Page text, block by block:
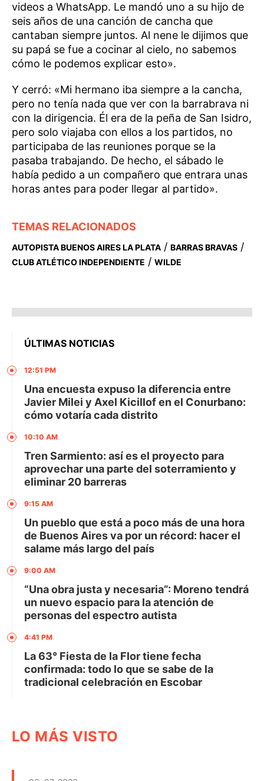
videos a WhatsApp. Le mandó uno a su hijo de
seis años de una canción de cancha que
cantaban siempre juntos. Al nene le dijimos que
su papá se fue a cocinar al cielo, no sabemos
cómo le podemos explicar esto».
Y cerró: «Mi hermano iba siempre a la cancha,
pero no tenía nada que ver con la barrabrava ni
con la dirigencia. Él era de la peña de San Isidro,
pero solo viajaba con ellos a los partidos, no
participaba de las reuniones porque se la
pasaba trabajando. De hecho, el sábado le
había pedido a un compañero que entrara unas
horas antes para poder llegar al partido».
TEMAS RELACIONADOS
AUTOPISTA BUENOS AIRES LA PLATA / BARRAS BRAVAS /
CLUB ATLÉTICO INDEPENDIENTE / WILDE
ÚLTIMAS NOTICIAS
12:51 PM
Una encuesta expuso la diferencia entre
Javier Milei y Axel Kicillof en el Conurbano:
cómo votaría cada distrito
10:10 AM
Tren Sarmiento: así es el proyecto para
aprovechar una parte del soterramiento y
eliminar 20 barreras
9:15 AM
Un pueblo que está a poco más de una hora
de Buenos Aires va por un récord: hacer el
salame más largo del país
9:00 AM
“Una obra justa y necesaria”: Moreno tendrá
un nuevo espacio para la atención de
personas del espectro autista
4:41 PM
La 63° Fiesta de la Flor tiene fecha
confirmada: todo lo que se sabe de la
tradicional celebración en Escobar
LO MÁS VISTO